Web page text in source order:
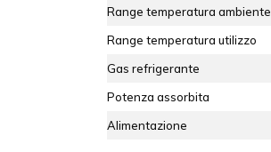
Range temperatura ambiente
Range temperatura utilizzo
Gas refrigerante
Potenza assorbita
Alimentazione